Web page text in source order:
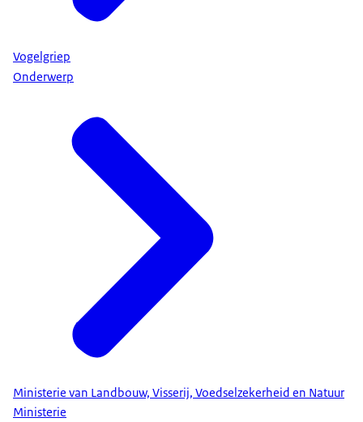
Vogelgriep
Onderwerp
Ministerie van Landbouw, Visserij, Voedselzekerheid en Natuur
Ministerie